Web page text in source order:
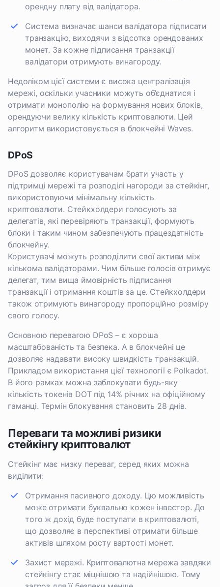
орендну плату від валідатора.
Система визначає шанси валідатора підписати
транзакцію, виходячи з відсотка орендованих
монет. За кожне підписання транзакції
валідатори отримують винагороду.
Недоліком цієї системи є висока централізація
мережі, оскільки учасники можуть об’єднатися і
отримати монополію на формування нових блоків,
орендуючи велику кількість криптовалюти. Цей
алгоритм використовується в блокчейні Waves.
DPoS
DPoS дозволяє користувачам брати участь у
підтримці мережі та розподілі нагороди за стейкінг,
використовуючи мінімальну кількість
криптовалюти. Стейкхолдери голосують за
делегатів, які перевіряють транзакції, формують
блоки і таким чином забезпечують працездатність
блокчейну.
Користувачі можуть розподілити свої активи між
кількома валідаторами. Чим більше голосів отримує
делегат, тим вища ймовірність підписання
транзакції і отримання коштів за це. Стейкхолдери
також отримують винагороду пропорційно розміру
свого голосу.
Основною перевагою DPoS – є хороша
масштабованість та безпека. А в блокчейні це
дозволяє надавати високу швидкість транзакцій.
Прикладом використання цієї технології є Polkadot.
В його рамках можна заблокувати будь-яку
кількість токенів DOT під 14% річних на офіційному
гаманці. Термін блокування становить 28 днів.
Переваги та можливі ризики
стейкінгу криптовалют
Стейкінг має низку переваг, серед яких можна
виділити:
Отримання пасивного доходу. Цю можливість
може отримати буквально кожен інвестор. До
того ж дохід буде поступати в криптовалюті,
що дозволяє в перспективі отримати більше
активів шляхом росту вартості монет.
Захист мережі. Криптовалютна мережа завдяки
стейкінгу стає міцнішою та надійнішою. Тому